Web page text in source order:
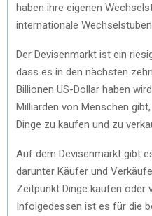
haben ihre eigenen
internationale
Der Devisenmarkt ist ein
dass es in den nächsten
Billionen US-Dollar haben
Milliarden von Menschen
Dinge zu kaufen und zu
Auf dem Devisenmarkt gibt
darunter Käufer und
Zeitpunkt Dinge kaufen oder
Infolgedessen ist es für die